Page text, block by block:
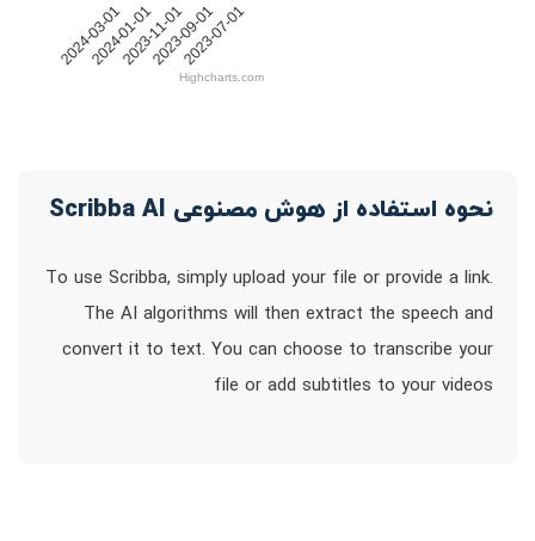
2024-03-01
2024-01-01
2023-11-01
2023-09-01
2023-07-01
Highcharts.com
نحوه استفاده از هوش مصنوعی Scribba AI
To use Scribba, simply upload your file or provide a link.
The AI algorithms will then extract the speech and
convert it to text. You can choose to transcribe your
file or add subtitles to your videos